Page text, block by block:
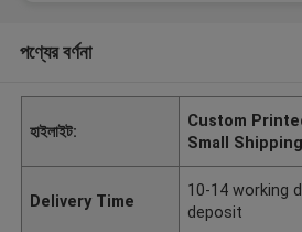
পণ্যের বর্ণনা
হাইলাইট:
Custom
Small
Delivery Time
10-14 working
deposit